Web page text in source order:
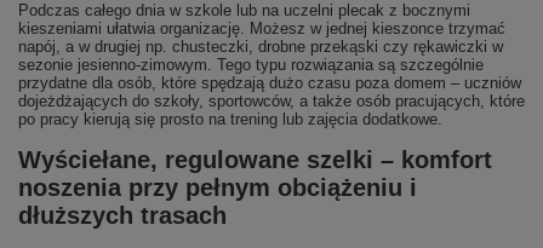
Podczas całego dnia w szkole lub na uczelni plecak z bocznymi
kieszeniami ułatwia organizację. Możesz w jednej kieszonce trzymać
napój, a w drugiej np. chusteczki, drobne przekąski czy rękawiczki w
sezonie jesienno-zimowym. Tego typu rozwiązania są szczególnie
przydatne dla osób, które spędzają dużo czasu poza domem – uczniów
dojeżdżających do szkoły, sportowców, a także osób pracujących, które
po pracy kierują się prosto na trening lub zajęcia dodatkowe.
Wyściełane, regulowane szelki – komfort
noszenia przy pełnym obciążeniu i
dłuższych trasach